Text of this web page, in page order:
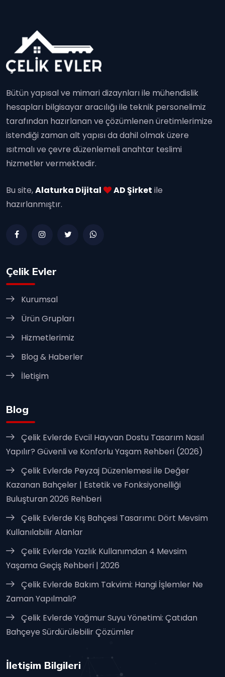
Bütün yapısal ve mimari dizaynları ile mühendislik
hesapları bilgisayar aracılığı ile teknik personelimiz
tarafından hazırlanan ve çözümlenen üretimlerimize
istendiği zaman alt yapısı da dahil olmak üzere
ısıtmalı ve çevre düzenlemeli anahtar teslimi
hizmetler vermektedir.
Bu site,Alaturka Dijital AD Şirket ile
hazırlanmıştır.
Çelik Evler
Kurumsal
Ürün Grupları
Hizmetlerimiz
Blog & Haberler
İletişim
Blog
Çelik Evlerde Evcil Hayvan Dostu Tasarım Nasıl
Yapılır? Güvenli ve Konforlu Yaşam Rehberi (2026)
Çelik Evlerde Peyzaj Düzenlemesi ile Değer
Kazanan Bahçeler | Estetik ve Fonksiyonelliği
Buluşturan 2026 Rehberi
Çelik Evlerde Kış Bahçesi Tasarımı: Dört Mevsim
Kullanılabilir Alanlar
Çelik Evlerde Yazlık Kullanımdan 4 Mevsim
Yaşama Geçiş Rehberi | 2026
Çelik Evlerde Bakım Takvimi: Hangi İşlemler Ne
Zaman Yapılmalı?
Çelik Evlerde Yağmur Suyu Yönetimi: Çatıdan
Bahçeye Sürdürülebilir Çözümler
İletişim Bilgileri